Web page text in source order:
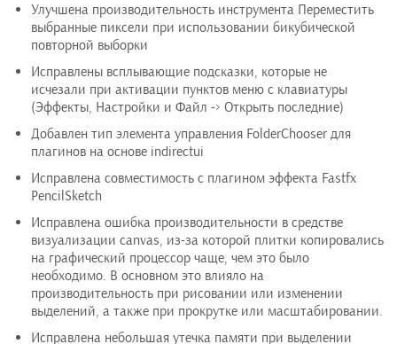
Улучшена производительность инструмента Переместить
выбранные пиксели при использовании бикубической
повторной выборки
Исправлены всплывающие подсказки, которые не
исчезали при активации пунктов меню с клавиатуры
(Эффекты, Настройки и Файл -> Открыть последние)
Добавлен тип элемента управления FolderChooser для
плагинов на основе indirectui
Исправлена совместимость с плагином эффекта Fastfx
PencilSketch
Исправлена ошибка производительности в средстве
визуализации canvas, из-за которой плитки копировались
на графический процессор чаще, чем это было
необходимо. В основном это влияло на
производительность при рисовании или изменении
выделений, а также при прокрутке или масштабировании.
Исправлена небольшая утечка памяти при выделении